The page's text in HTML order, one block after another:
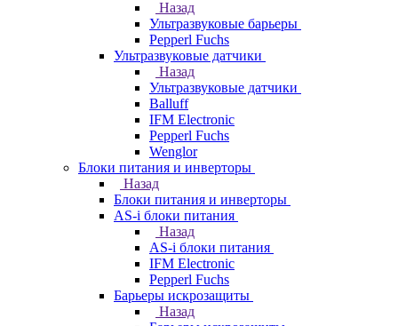
Назад
Ультразвуковые барьеры
Pepperl Fuchs
Ультразвуковые датчики
Назад
Ультразвуковые датчики
Balluff
IFM Electronic
Pepperl Fuchs
Wenglor
Блоки питания и инверторы
Назад
Блоки питания и инверторы
AS-i блоки питания
Назад
AS-i блоки питания
IFM Electronic
Pepperl Fuchs
Барьеры искрозащиты
Назад